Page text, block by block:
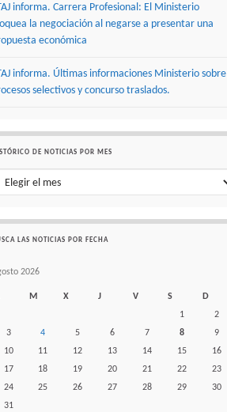
informa. Carrera Profesional: El Ministerio
la negociación al negarse a presentar una
económica
informa. Últimas informaciones Ministerio sobre
selectivos y concurso traslados.
DE NOTICIAS POR MES
de noticias por mes
LAS NOTICIAS POR FECHA
2026
M X J V S
D
1
2
3
4 5 6 7 8
9
10
11 12 13 14 15
16
17
18 19 20 21 22
23
24
25 26 27 28 29
30
31